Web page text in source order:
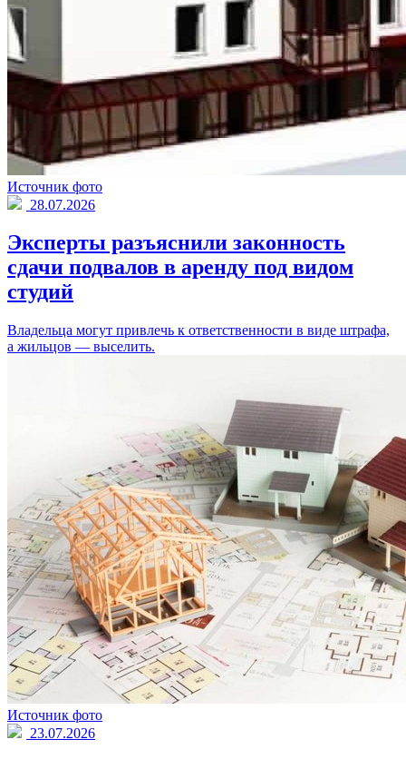
Источник фото
28.07.2026
Эксперты разъяснили законность
сдачи подвалов в аренду под видом
студий
Владельца могут привлечь к ответственности в виде штрафа,
а жильцов — выселить.
Источник фото
23.07.2026